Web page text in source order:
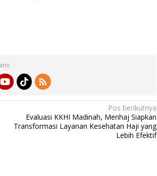
Pos berikutnya
Evaluasi KKHI Madinah, Menhaj Siapkan
Transformasi Layanan Kesehatan Haji yang
Lebih Efektif